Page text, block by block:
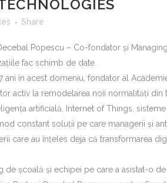
Share
Popescu – Co-fondator și
fac schimb de date.
în acest domeniu, fondator al
activ la remodelarea noii normalități din
artificială, Internet of Things,
constant soluții pe care managerii și
care au înțeles deja că transformarea
școală și echipei pe care a asistat-o